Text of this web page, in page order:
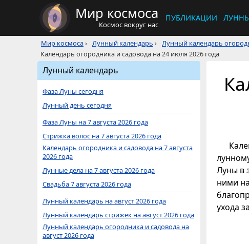
Мир космоса
Космос вокруг нас
ПУБЛИКАЦИИ
Мир космоса› Лунный календарь › Лунный календарь
Календарь огородника и садовода на 24 июля 2026 года
Луны в
ними
ухода
Лунный календарь
Фаза Луны сегодня
Лунный день сегодня
Фаза Луны на 7 августа 2026 года
Стрижка волос на 7 августа 2026 года
Календарь огородника и садовода на 7 августа
2026 года
Лунные дела на 7 августа 2026 года
Свадьба 7 августа 2026 года
Лунный календарь на август 2026 года
Лунный календарь стрижек на август 2026 года
Лунный календарь огородника и садовода на
август 2026 года